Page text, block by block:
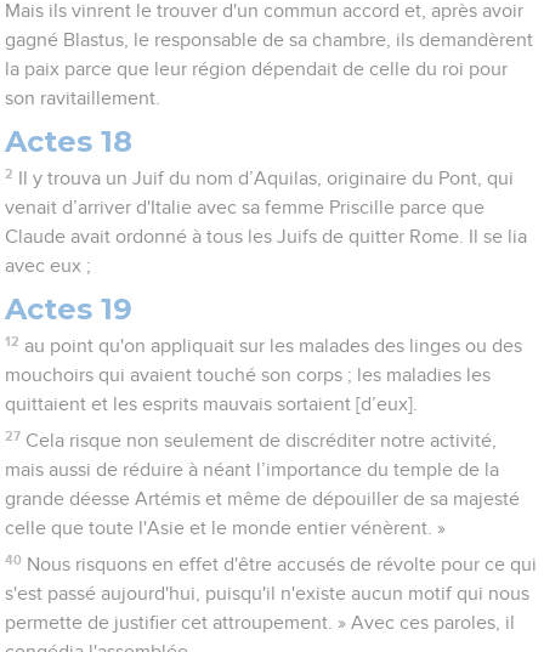
Mais ils vinrent le trouver d'un commun accord et, après avoir
gagné Blastus, le responsable de sa chambre, ils demandèrent
la paix parce que leur région dépendait de celle du roi pour
son ravitaillement.
Actes 18
2
Il y trouva un Juif du nom d’Aquilas, originaire du Pont, qui
venait d’arriver d'Italie avec sa femme Priscille parce que
Claude avait ordonné à tous les Juifs de quitter Rome. Il se lia
avec eux ;
Actes 19
12 au point qu'on appliquait sur les malades des linges ou des
mouchoirs qui avaient touché son corps ; les maladies les
quittaient et les esprits mauvais sortaient [d’eux].
27 Cela risque non seulement de discréditer notre activité,
mais aussi de réduire à néant l’importance du temple de la
grande déesse Artémis et même de dépouiller de sa majesté
celle que toute l'Asie et le monde entier vénèrent. »
40 Nous risquons en effet d'être accusés de révolte pour ce qui
s'est passé aujourd'hui, puisqu'il n'existe aucun motif qui nous
permette de justifier cet attroupement. » Avec ces paroles, il